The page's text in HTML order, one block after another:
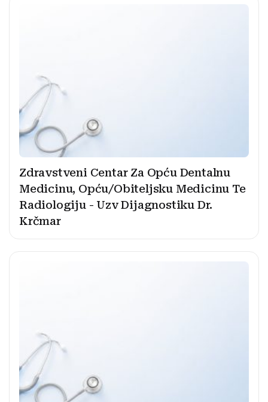
Zdravstveni Centar Za Opću Dentalnu
Medicinu, Opću/Obiteljsku Medicinu Te
Radiologiju - Uzv Dijagnostiku Dr.
Krčmar